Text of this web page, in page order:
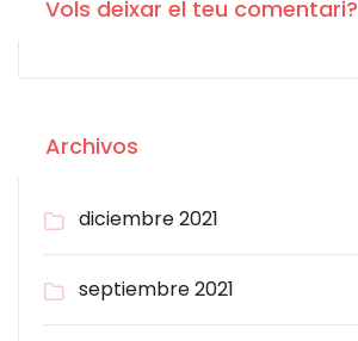
Vols deixar el teu comentari?
Archivos
diciembre 2021
septiembre 2021